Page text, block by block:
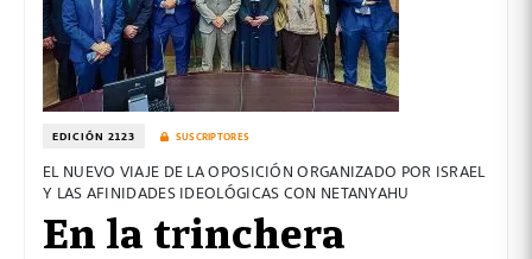
EDICIÓN 2123 SUSCRIPTORES
EL NUEVO VIAJE DE LA OPOSICIÓN ORGANIZADO POR ISRAEL
Y LAS AFINIDADES IDEOLÓGICAS CON NETANYAHU
En la trinchera